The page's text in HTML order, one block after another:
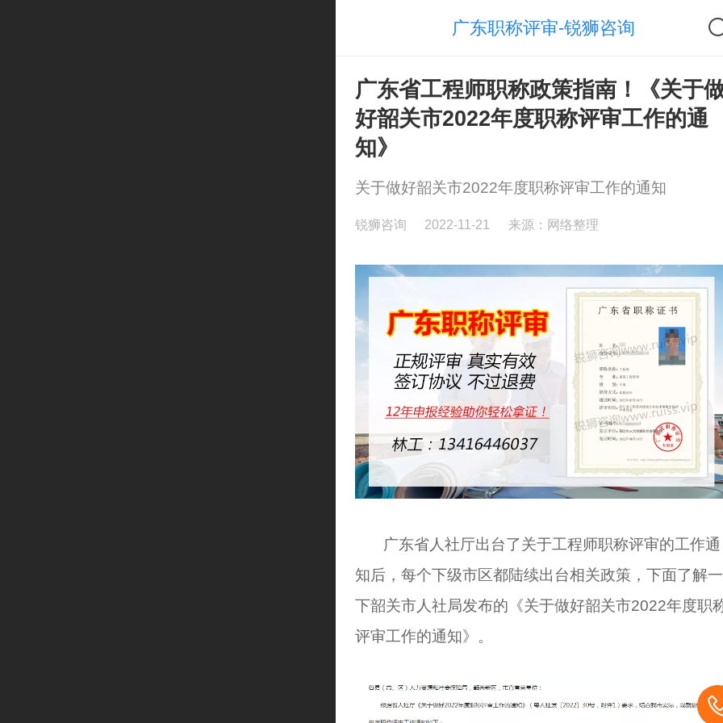
广东职称评审-锐狮咨询
广东省工程师职称政策指南！《关于
好韶关市2022年度职称评审工作的通
知》
关于做好韶关市2022年度职称评审工作的通知
锐狮咨询 2022-11-21 来源：网络整理
广东省人社厅出台了关于工程师职称评审的工作通
知后，每个下级市区都陆续出台相关政策，下面了解一
下韶关市人社局发布的《关于做好韶关市2022年度职
评审工作的通知》。